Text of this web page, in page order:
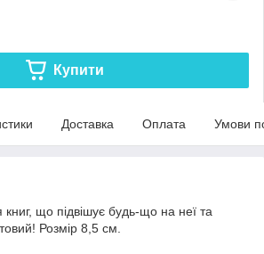
Купити
Доставка Оплата Умови
книг, що підвішує будь-що на неї та
Розмір 8,5 см.